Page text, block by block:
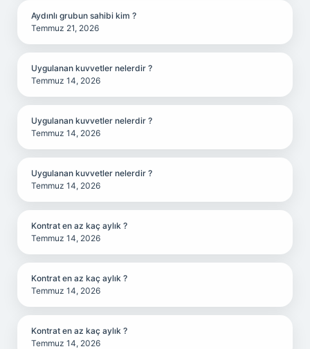
Aydınlı grubun sahibi kim ?
Temmuz 21, 2026
Uygulanan kuvvetler nelerdir ?
Temmuz 14, 2026
Uygulanan kuvvetler nelerdir ?
Temmuz 14, 2026
Uygulanan kuvvetler nelerdir ?
Temmuz 14, 2026
Kontrat en az kaç aylık ?
Temmuz 14, 2026
Kontrat en az kaç aylık ?
Temmuz 14, 2026
Kontrat en az kaç aylık ?
Temmuz 14, 2026